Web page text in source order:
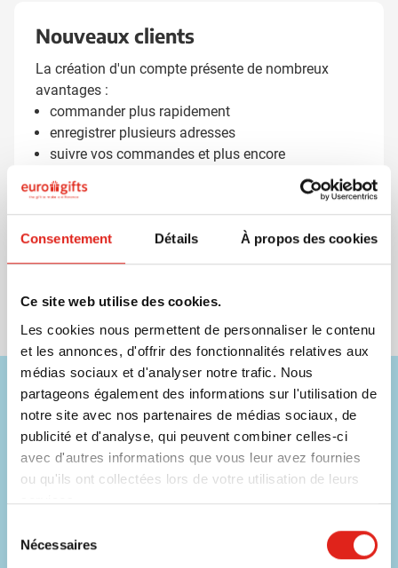
Consentement Détails À propos des cookies
Ce site web utilise des cookies.
Les cookies nous permettent de personnaliser le contenu
et les annonces, d'offrir des fonctionnalités relatives aux
médias sociaux et d'analyser notre trafic. Nous
partageons également des informations sur l'utilisation de
notre site avec nos partenaires de médias sociaux, de
publicité et d'analyse, qui peuvent combiner celles-ci
avec d'autres informations que vous leur avez fournies
ou qu'ils ont collectées lors de votre utilisation de leurs
services.
Nécessaires
Nouveaux clients
La création d'un compte présente de nombreux
avantages :
commander plus rapidement
enregistrer plusieurs adresses
suivre vos commandes et plus encore
Besoin d'aide ?
Nos commerciaux sont disponibles sur les coordonnées ci-
dessous !
Téléphone
056 31 39 91
Chat